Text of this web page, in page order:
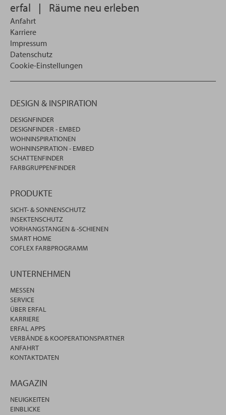
erfal | Räume neu erleben
Anfahrt
Karriere
Impressum
Datenschutz
Cookie-Einstellungen
DESIGN & INSPIRATION
DESIGNFINDER
DESIGNFINDER - EMBED
WOHNINSPIRATIONEN
WOHNINSPIRATION - EMBED
SCHATTENFINDER
FARBGRUPPENFINDER
PRODUKTE
SICHT- & SONNENSCHUTZ
INSEKTENSCHUTZ
VORHANGSTANGEN & -SCHIENEN
SMART HOME
COFLEX FARBPROGRAMM
UNTERNEHMEN
MESSEN
SERVICE
ÜBER ERFAL
KARRIERE
ERFAL APPS
VERBÄNDE & KOOPERATIONSPARTNER
ANFAHRT
KONTAKTDATEN
MAGAZIN
NEUIGKEITEN
EINBLICKE